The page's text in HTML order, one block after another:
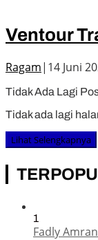
Ventour
Ragam| 14 Juni
Tidak Ada Lagi
Tidak ada lagi
Lihat Selengkapnya
1
Fadly